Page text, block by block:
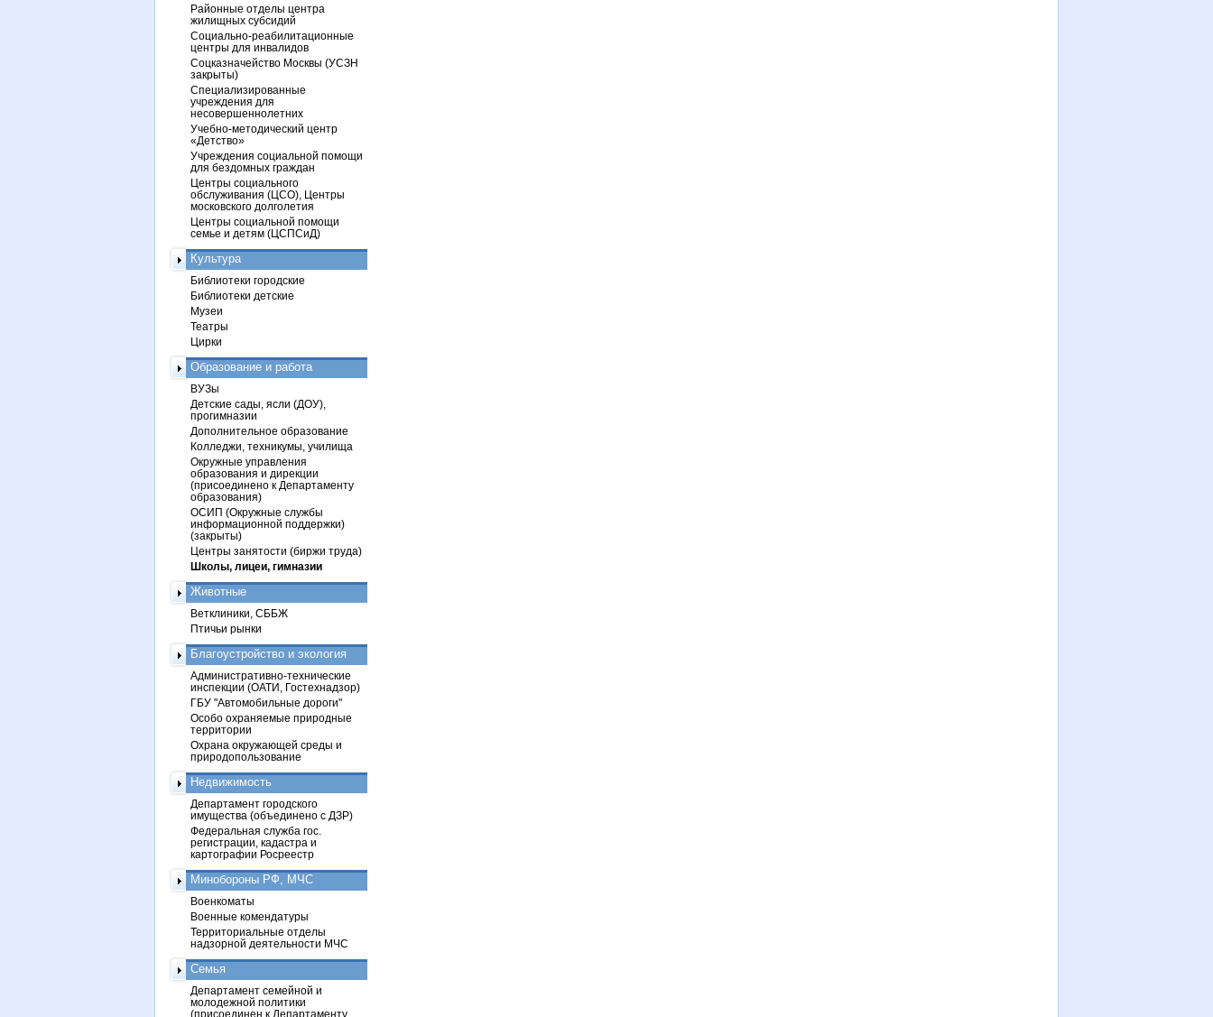
Районные отделы центра
жилищных субсидий
Социально-реабилитационные
центры для инвалидов
Соцказначейство Москвы (УСЗН
закрыты)
Специализированные
учреждения для
несовершеннолетних
Учебно-методический центр
«Детство»
Учреждения социальной помощи
для бездомных граждан
Центры социального
обслуживания (ЦСО), Центры
московского долголетия
Центры социальной помощи
семье и детям (ЦСПСиД)
Культура
Библиотеки городские
Библиотеки детские
Музеи
Театры
Цирки
Образование и работа
ВУЗы
Детские сады, ясли (ДОУ),
прогимназии
Дополнительное образование
Колледжи, техникумы, училища
Окружные управления
образования и дирекции
(присоединено к Департаменту
образования)
ОСИП (Окружные службы
информационной поддержки)
(закрыты)
Центры занятости (биржи труда)
Школы, лицеи, гимназии
Животные
Ветклиники, СББЖ
Птичьи рынки
Благоустройство и экология
Административно-технические
инспекции (ОАТИ, Гостехнадзор)
ГБУ "Автомобильные дороги"
Особо охраняемые природные
территории
Охрана окружающей среды и
природопользование
Недвижимость
Департамент городского
имущества (объединено с ДЗР)
Федеральная служба гос.
регистрации, кадастра и
картографии Росреестр
Минобороны РФ, МЧС
Военкоматы
Военные комендатуры
Территориальные отделы
надзорной деятельности МЧС
Семья
Департамент семейной и
молодежной политики
(присоединен к Департаменту